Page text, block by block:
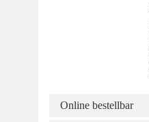
Online bestellbar